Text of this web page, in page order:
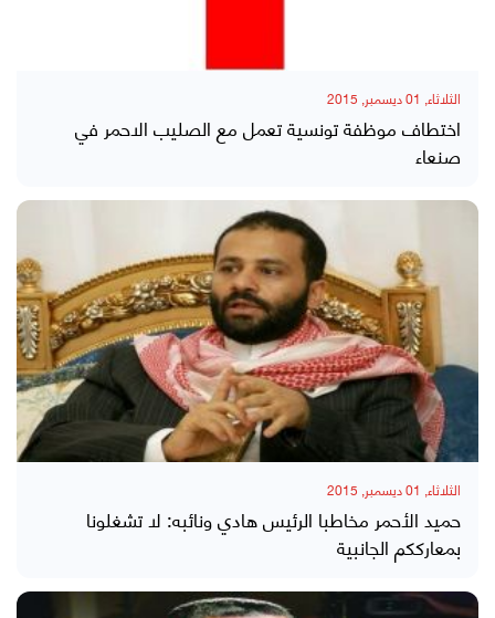
الثلاثاء, 01 ديسمبر, 2015
اختطاف موظفة تونسية تعمل مع الصليب الاحمر في
صنعاء
الثلاثاء, 01 ديسمبر, 2015
حميد الأحمر مخاطبا الرئيس هادي ونائبه: لا تشغلونا
بمعارككم الجانبية